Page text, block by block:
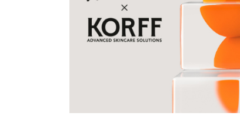
Perez, Samsung Ads: «L'Italia
mercato strategico e